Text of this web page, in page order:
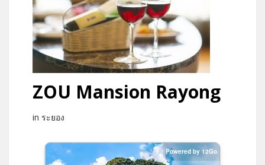
ZOU Mansion Rayong
in ระยอง